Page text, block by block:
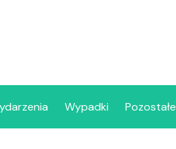
Wypadki Pozostałe